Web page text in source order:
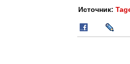
Источник: